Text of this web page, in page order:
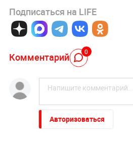
Подписаться на LIFE
Комментарий 0
Авторизоваться